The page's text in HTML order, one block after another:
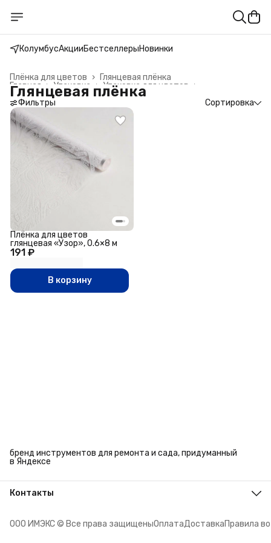
КолумбусАкцииБестселлерыНовинки
Глянцевая плёнка
Плёнка для цветов ›
Упаковка для цветов ›
Упаковка ›
Главная ›
Глянцевая плёнка
Фильтры Сортировка
191 ₽
Плёнка для цветов
глянцевая «Узор», 0.6×8 м
В корзину
бренд инструментов для ремонта и сада, придуманный
в Яндексе
Контакты
Телефон
ООО ИМЭКС © Все права защищеныОплатаДоставкаПравила